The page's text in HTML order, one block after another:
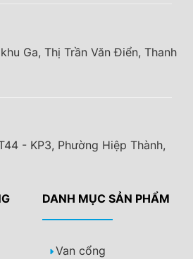
Ga, Thị Trần Văn Điển, Thanh
- KP3, Phường Hiệp Thành,
DANH MỤC SẢN PHẨM
Van cổng